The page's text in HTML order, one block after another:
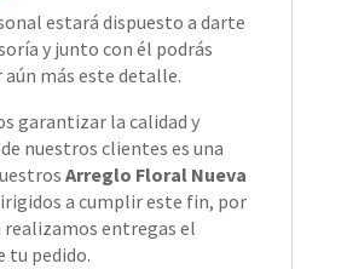
estará dispuesto a darte
y junto con él podrás
más este detalle.
garantizar la calidad y
nuestros clientes es una
Arreglo Floral Nueva
a cumplir este fin, por
realizamos entregas el
tu pedido.